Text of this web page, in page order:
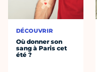
DÉCOUVRIR
Où donner son
sang à Paris cet
été ?